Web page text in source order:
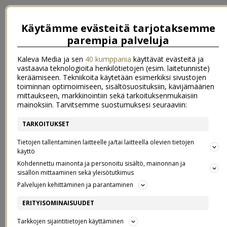
uusi viikko ja maanantaimeikki
ROMUJA JA VANHOJA AARTEITA
16.1.2019
Käytämme evästeitä tarjotaksemme
parempia palveluja
Kaleva Media ja sen 40 kumppania käyttävät evästeitä ja
vastaavia teknologioita henkilötietojen (esim. laitetunniste)
keräämiseen. Tekniikoita käytetään esimerkiksi sivustojen
toiminnan optimoimiseen, sisältösuosituksiin, kävijämäärien
mittaukseen, markkinointiin sekä tarkoituksenmukaisiin
mainoksiin. Tarvitsemme suostumuksesi seuraaviin:
TARKOITUKSET
Tietojen tallentaminen laitteelle ja/tai laitteella olevien tietojen
käyttö
Kohdennettu mainonta ja personoitu sisältö, mainonnan ja
sisällön mittaaminen sekä yleisötutkimus
Palvelujen kehittäminen ja parantaminen
ERITYISOMINAISUUDET
Tarkkojen sijaintitietojen käyttäminen